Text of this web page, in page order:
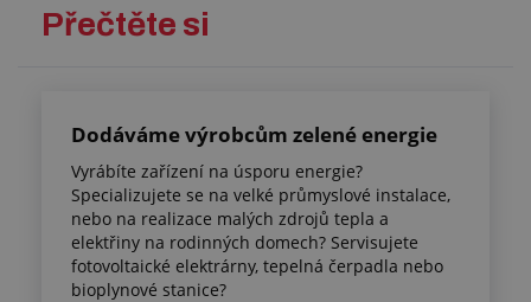
Přečtěte si
Dodáváme výrobcům zelené energie
Vyrábíte zařízení na úsporu energie?
Specializujete se na velké průmyslové instalace,
nebo na realizace malých zdrojů tepla a
elektřiny na rodinných domech? Servisujete
fotovoltaické elektrárny, tepelná čerpadla nebo
bioplynové stanice?